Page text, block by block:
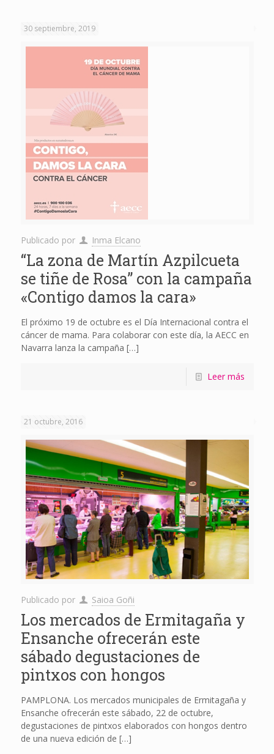
30 septiembre, 2019
Publicado por Inma Elcano
“La zona de Martín Azpilcueta
se tiñe de Rosa” con la campaña
«Contigo damos la cara»
El próximo 19 de octubre es el Día Internacional contra el
cáncer de mama. Para colaborar con este día, la AECC en
Navarra lanza la campaña […]
Leer más
21 octubre, 2016
Publicado por Saioa Goñi
Los mercados de Ermitagaña y
Ensanche ofrecerán este
sábado degustaciones de
pintxos con hongos
PAMPLONA. Los mercados municipales de Ermitagaña y
Ensanche ofrecerán este sábado, 22 de octubre,
degustaciones de pintxos elaborados con hongos dentro
de una nueva edición de […]